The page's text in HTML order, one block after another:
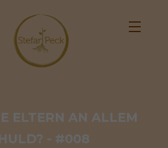
ELTERN AN ALLEM
- #008